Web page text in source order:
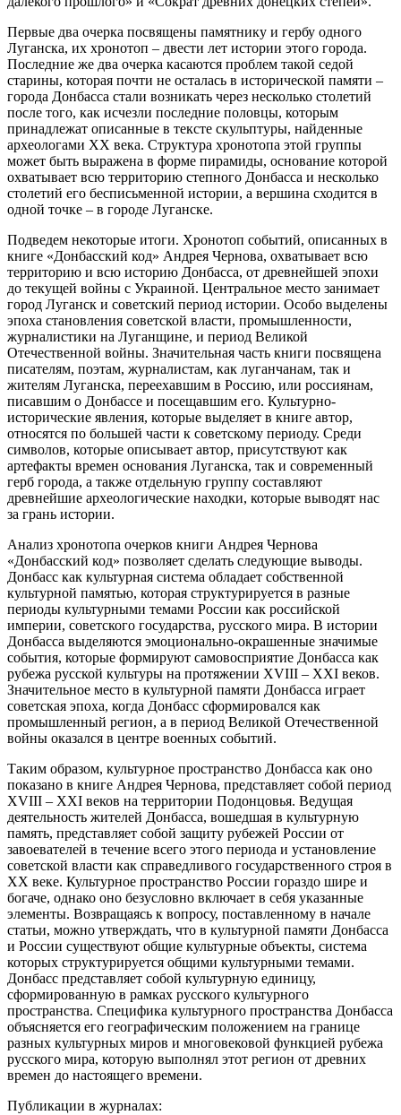
Первые два очерка посвящены памятнику и гербу одного
Луганска, их хронотоп – двести лет истории этого города.
Последние же два очерка касаются проблем такой седой
старины, которая почти не осталась в исторической памяти –
города Донбасса стали возникать через несколько столетий
после того, как исчезли последние половцы, которым
принадлежат описанные в тексте скульптуры, найденные
археологами ХХ века. Структура хронотопа этой группы
может быть выражена в форме пирамиды, основание которой
охватывает всю территорию степного Донбасса и несколько
столетий его бесписьменной истории, а вершина сходится в
одной точке – в городе Луганске.
Подведем некоторые итоги. Хронотоп событий, описанных в
книге «Донбасский код» Андрея Чернова, охватывает всю
территорию и всю историю Донбасса, от древнейшей эпохи
до текущей войны с Украиной. Центральное место занимает
город Луганск и советский период истории. Особо выделены
эпоха становления советской власти, промышленности,
журналистики на Луганщине, и период Великой
Отечественной войны. Значительная часть книги посвящена
писателям, поэтам, журналистам, как луганчанам, так и
жителям Луганска, переехавшим в Россию, или россиянам,
писавшим о Донбассе и посещавшим его. Культурно-
исторические явления, которые выделяет в книге автор,
относятся по большей части к советскому периоду. Среди
символов, которые описывает автор, присутствуют как
артефакты времен основания Луганска, так и современный
герб города, а также отдельную группу составляют
древнейшие археологические находки, которые выводят нас
за грань истории.
Анализ хронотопа очерков книги Андрея Чернова
«Донбасский код» позволяет сделать следующие выводы.
Донбасс как культурная система обладает собственной
культурной памятью, которая структурируется в разные
периоды культурными темами России как российской
империи, советского государства, русского мира. В истории
Донбасса выделяются эмоционально-окрашенные значимые
события, которые формируют самовосприятие Донбасса как
рубежа русской культуры на протяжении XVIII – XXI веков.
Значительное место в культурной памяти Донбасса играет
советская эпоха, когда Донбасс сформировался как
промышленный регион, а в период Великой Отечественной
войны оказался в центре военных событий.
Таким образом, культурное пространство Донбасса как оно
показано в книге Андрея Чернова, представляет собой период
XVIII – XXI веков на территории Подонцовья. Ведущая
деятельность жителей Донбасса, вошедшая в культурную
память, представляет собой защиту рубежей России от
завоевателей в течение всего этого периода и установление
советской власти как справедливого государственного строя в
ХХ веке. Культурное пространство России гораздо шире и
богаче, однако оно безусловно включает в себя указанные
элементы. Возвращаясь к вопросу, поставленному в начале
статьи, можно утверждать, что в культурной памяти Донбасса
и России существуют общие культурные объекты, система
которых структурируется общими культурными темами.
Донбасс представляет собой культурную единицу,
сформированную в рамках русского культурного
пространства. Специфика культурного пространства Донбасса
объясняется его географическим положением на границе
разных культурных миров и многовековой функцией рубежа
русского мира, которую выполнял этот регион от древних
времен до настоящего времени.
Публикации в журналах: